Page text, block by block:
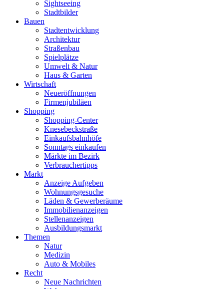
Sightseeing
Stadtbilder
Bauen
Stadtentwicklung
Architektur
Straßenbau
Spielplätze
Umwelt & Natur
Haus & Garten
Wirtschaft
Neueröffnungen
Firmenjubiläen
Shopping
Shopping-Center
Knesebeckstraße
Einkaufsbahnhöfe
Sonntags einkaufen
Märkte im Bezirk
Verbrauchertipps
Markt
Anzeige Aufgeben
Wohnungsgesuche
Läden & Gewerberäume
Immobilienanzeigen
Stellenanzeigen
Ausbildungsmarkt
Themen
Natur
Medizin
Auto & Mobiles
Recht
Neue Nachrichten